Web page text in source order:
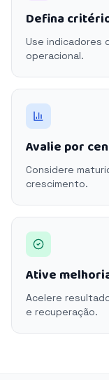
Defina
Use indicadores
operacional.
Avalie por
Considere
crescimento.
Ative
Acelere
e recuperação.